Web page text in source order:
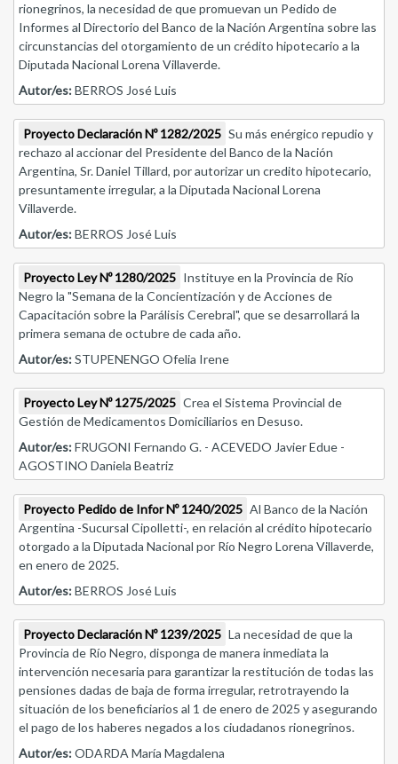
rionegrinos, la necesidad de que promuevan un Pedido de
Informes al Directorio del Banco de la Nación Argentina sobre las
circunstancias del otorgamiento de un crédito hipotecario a la
Diputada Nacional Lorena Villaverde.
Autor/es:BERROS José Luis
Proyecto Declaración Nº 1282/2025 Su más enérgico repudio y
rechazo al accionar del Presidente del Banco de la Nación
Argentina, Sr. Daniel Tillard, por autorizar un credito hipotecario,
presuntamente irregular, a la Diputada Nacional Lorena
Villaverde.
Autor/es:BERROS José Luis
Proyecto Ley Nº 1280/2025 Instituye en la Provincia de Río
Negro la "Semana de la Concientización y de Acciones de
Capacitación sobre la Parálisis Cerebral", que se desarrollará la
primera semana de octubre de cada año.
Autor/es:STUPENENGO Ofelia Irene
Proyecto Ley Nº 1275/2025 Crea el Sistema Provincial de
Gestión de Medicamentos Domiciliarios en Desuso.
Autor/es:FRUGONI Fernando G. - ACEVEDO Javier Edue -
AGOSTINO Daniela Beatriz
Proyecto Pedido de Infor Nº 1240/2025 Al Banco de la Nación
Argentina -Sucursal Cipolletti-, en relación al crédito hipotecario
otorgado a la Diputada Nacional por Río Negro Lorena Villaverde,
en enero de 2025.
Autor/es:BERROS José Luis
Proyecto Declaración Nº 1239/2025 La necesidad de que la
Provincia de Río Negro, disponga de manera inmediata la
intervención necesaria para garantizar la restitución de todas las
pensiones dadas de baja de forma irregular, retrotrayendo la
situación de los beneficiarios al 1 de enero de 2025 y asegurando
el pago de los haberes negados a los ciudadanos rionegrinos.
Autor/es:ODARDA María Magdalena